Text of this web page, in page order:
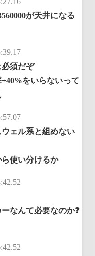
が天井になる
須だぞ
をいらないって
ェル系と組めない
使い分けるか
なんて必要なのか❓